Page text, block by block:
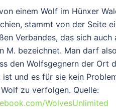
einem Wolf im Hünxer
stammt von der Seite
Verbandes, das sich auch
M. bezeichnet. Man darf
den Wolfsgegnern der Ort
ist und es für sie kein
zu verfolgen. Quelle:
WolvesUnlimited